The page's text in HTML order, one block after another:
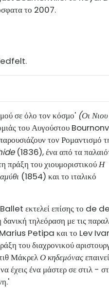
το 2007.
σε όλο τον κόσμο' (Οι
του Αυγούστου
τον Ρομαντισμό
(1836), ένα από τα
πράξη του χιουμοριστικούΗ
(1854) και το ιταλικό
εκτελεί επίσης το de
τηλεόραση με τις
Marius Petipa και το Lev
του διαχρονικού
Μάκρελ Ο κηδεμόνας
έχεις ένα μάστερ σε στιλ -